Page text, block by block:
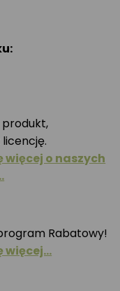
więcej o naszych
Rabatowy!
więcej…